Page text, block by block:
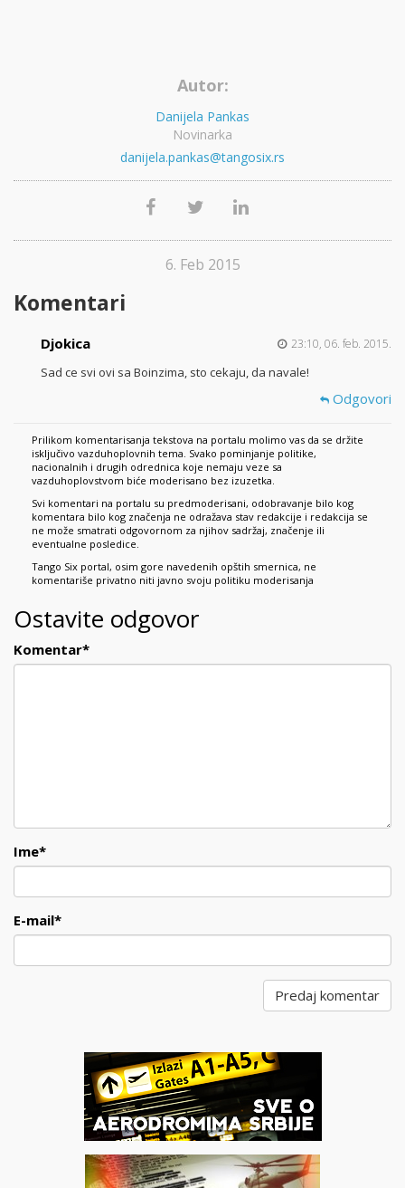
Autor:
Danijela Pankas
Novinarka
danijela.pankas@tangosix.rs
6. Feb 2015
Komentari
Djokica 23:10, 06. feb. 2015.
Sad ce svi ovi sa Boinzima, sto cekaju, da navale!
Odgovori
Prilikom komentarisanja tekstova na portalu molimo vas da se držite
isključivo vazduhoplovnih tema. Svako pominjanje politike,
nacionalnih i drugih odrednica koje nemaju veze sa
vazduhoplovstvom biće moderisano bez izuzetka.
Svi komentari na portalu su predmoderisani, odobravanje bilo kog
komentara bilo kog značenja ne odražava stav redakcije i redakcija se
ne može smatrati odgovornom za njihov sadržaj, značenje ili
eventualne posledice.
Tango Six portal, osim gore navedenih opštih smernica, ne
komentariše privatno niti javno svoju politiku moderisanja
Ostavite odgovor
Komentar*
Ime*
E-mail*